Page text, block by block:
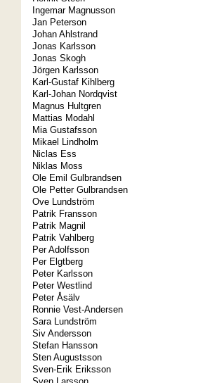
Ingemar Magnusson
Jan Peterson
Johan Ahlstrand
Jonas Karlsson
Jonas Skogh
Jörgen Karlsson
Karl-Gustaf Kihlberg
Karl-Johan Nordqvist
Magnus Hultgren
Mattias Modahl
Mia Gustafsson
Mikael Lindholm
Niclas Ess
Niklas Moss
Ole Emil Gulbrandsen
Ole Petter Gulbrandsen
Ove Lundström
Patrik Fransson
Patrik Magnil
Patrik Vahlberg
Per Adolfsson
Per Elgtberg
Peter Karlsson
Peter Westlind
Peter Åsälv
Ronnie Vest-Andersen
Sara Lundström
Siv Andersson
Stefan Hansson
Sten Augustsson
Sven-Erik Eriksson